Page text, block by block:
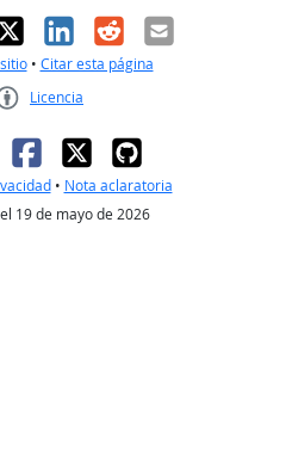
LinkedIn
RedditCorreo
• Citar esta página
Licencia
• Nota aclaratoria
19 de mayo de 2026